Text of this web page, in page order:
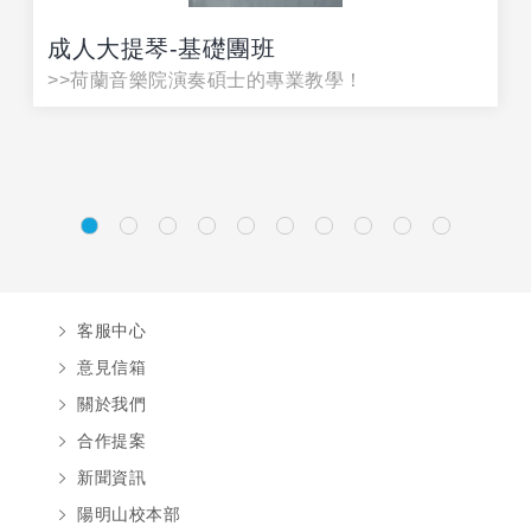
成人大提琴-基礎團班
>>荷蘭音樂院演奏碩⼠的專業教學！
客服中心
意見信箱
關於我們
合作提案
新聞資訊
陽明山校本部